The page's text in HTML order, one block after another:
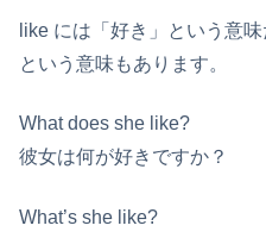
like には「好き」という意
という意味もあります。
What does she like?
彼女は何が好きですか？
What’s she like?